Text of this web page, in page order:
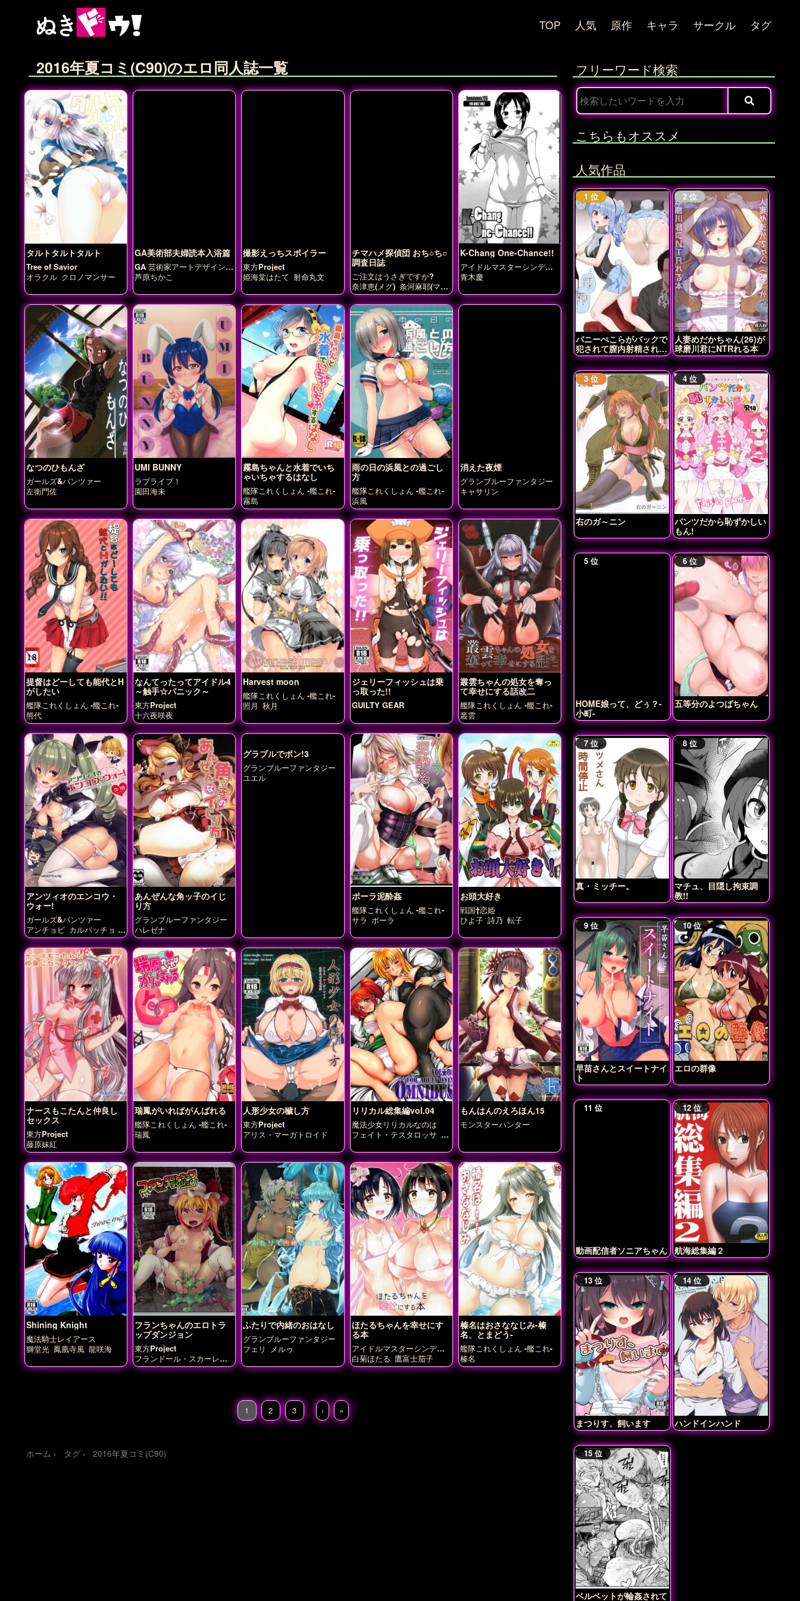
TOP 人気 原作 キャラ サークル タグ
2016年夏コミ(C90)のエロ同人誌一覧
タルトタルトタルト
Tree of Savior
オラクル クロノマンサー
GA美術部夫婦読本入浴篇
GA 芸術家アートデザインク
ラス
芦原ちかこ
撮影えっちスポイラー
東方Project
姫海棠はたて 射命丸文
チマハメ探偵団 おち○ち○
調査日誌
ご注文はうさぎですか?
奈津恵(メグ) 条河麻耶(マ
ヤ) 香風智乃(チノ）
K-Chang One-Chance!!
アイドルマスターシンデレ
ラガールズ
青木慶
なつのひもんざ
ガールズ&パンツァー
左衛門佐
UMI BUNNY
ラブライブ！
園田海未
霧島ちゃんと水着でいち
ゃいちゃするはなし
艦隊これくしょん -艦これ-
霧島
雨の日の浜風との過ごし
方
艦隊これくしょん -艦これ-
浜風
消えた夜煙
グランブルーファンタジー
キャサリン
提督はどーしても能代とH
がしたい
艦隊これくしょん -艦これ-
熊代
なんてったってアイドル4
～触手☆パニック～
東方Project
十六夜咲夜
Harvest moon
艦隊これくしょん -艦これ-
照月 秋月
ジェリーフィッシュは乗
っ取った!!
GUILTY GEAR
叢雲ちゃんの処女を奪っ
て幸せにする話改二
艦隊これくしょん -艦これ-
叢雲
アンツィオのエンコウ・
ウォー!
ガールズ&パンツァー
アンチョビ カルパッチョ
ペパロニ
あんぜんな角ッ子のイじ
り方
グランブルーファンタジー
ハレゼナ
グラブルでポン!3
グランブルーファンタジー
ユエル
ポーラ泥酔姦
艦隊これくしょん -艦これ-
サラ ポーラ
お頭大好き
戦国†恋姫
ひよ子 詩乃 転子
ナースもこたんと仲良し
セックス
東方Project
藤原妹紅
瑞鳳がいればがんばれる
艦隊これくしょん -艦これ-
瑞鳳
人形少女の穢し方
東方Project
アリス・マーガトロイド
リリカル総集編vol.04
魔法少女リリカルなのは
フェイト・テスタロッサ 八
神はやて 高町なのは
もんはんのえろほん15
モンスターハンター
Shining Knight
魔法騎士レイアース
獅堂光 鳳凰寺風 龍咲海
フランちゃんのエロトラ
ップダンジョン
東方Project
フランドール・スカーレッ
ト
ふたりで内緒のおはなし
グランブルーファンタジー
フェリ
メルゥ
ほたるちゃんを幸せにす
る本
アイドルマスターシンデレ
ラガールズ
白菊ほたる 鷹富士茄子
榛名はおさななじみ-榛
名、とまどう-
艦隊これくしょん -艦これ-
榛名
1 2 3 › »
ホーム タグ 2016年夏コミ(C90)
フリーワード検索
こちらもオススメ
人気作品
バニーぺこらがバックで
犯されて膣内射精されち
ゃう♡
人妻めだかちゃん(26)が
球磨川君にNTRれる本
右のガ～ニン
パンツだから恥ずかしい
もん!
HOME娘って、どぅ？-
小町-
五等分のよつばちゃん
真・ミッチー。
マチュ、目隠し拘束調
教!!
早苗さんとスイートナイ
ト
エロの群像
動画配信者ソニアちゃん 航海総集編２
まつりす、飼います ハンドインハンド
ベルベットが輪姦されて